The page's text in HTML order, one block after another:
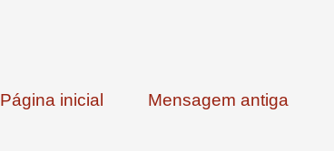
Mensagem antiga
Página inicial